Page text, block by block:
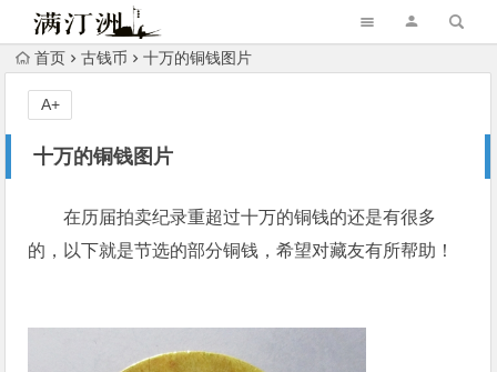
首页 古钱币 十万的铜钱图片
十万的铜钱图片
A+
在历届拍卖纪录重超过十万的铜钱的还是有很多
的，以下就是节选的部分铜钱，希望对藏友有所帮助！